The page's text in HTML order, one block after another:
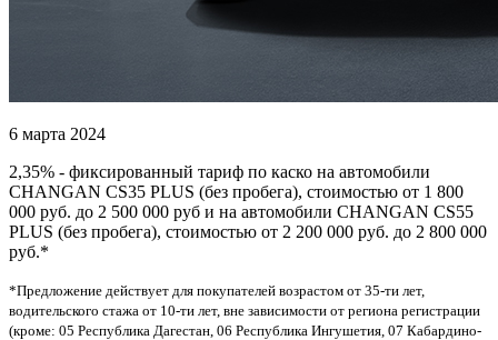
6 марта 2024
2,35% - фиксированный тариф по каско на автомобили
CHANGAN CS35 PLUS (без пробега), стоимостью от 1 800
000 руб. до 2 500 000 руб и на автомобили CHANGAN CS55
PLUS (без пробега), стоимостью от 2 200 000 руб. до 2 800 000
руб.*
*Предложение действует для покупателей возрастом от 35-ти лет,
водительского стажа от 10-ти лет, вне зависимости от региона регистрации
(кроме: 05 Республика Дагестан, 06 Республика Ингушетия, 07 Кабардино-